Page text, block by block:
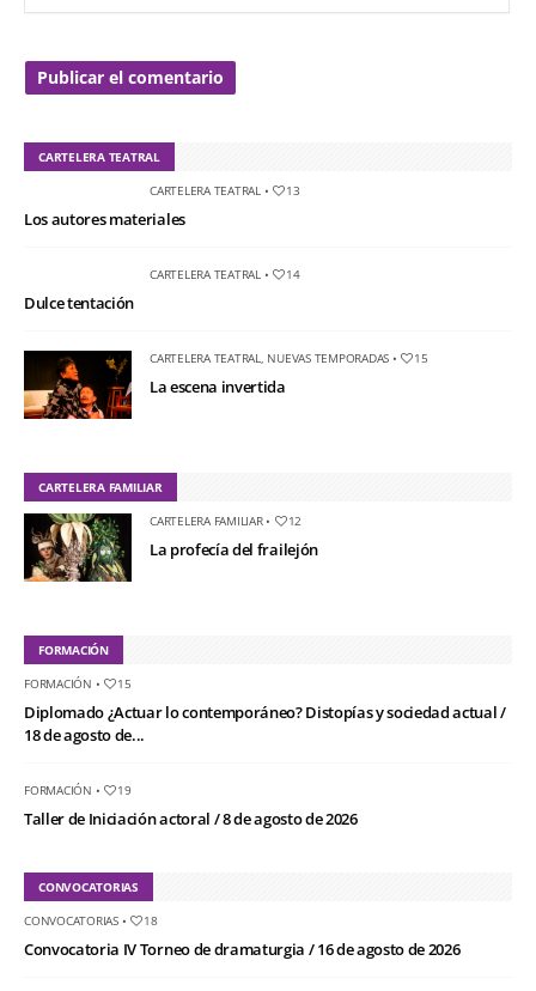
CARTELERA TEATRAL
CARTELERA TEATRAL• 13
Los autores materiales
CARTELERA TEATRAL• 14
Dulce tentación
CARTELERA TEATRAL, NUEVAS TEMPORADAS • 15
La escena invertida
CARTELERA FAMILIAR
CARTELERA FAMILIAR• 12
La profecía del frailejón
FORMACIÓN
FORMACIÓN • 15
Diplomado ¿Actuar lo contemporáneo? Distopías y sociedad actual /
18 de agosto de...
FORMACIÓN • 19
Taller de Iniciación actoral / 8 de agosto de 2026
CONVOCATORIAS
CONVOCATORIAS• 18
Convocatoria IV Torneo de dramaturgia / 16 de agosto de 2026